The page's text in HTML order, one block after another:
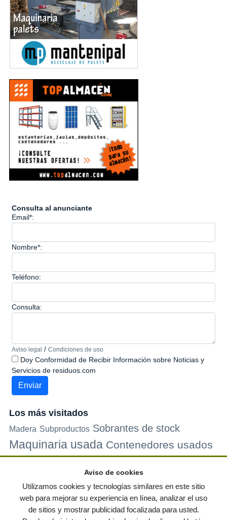
Consulta al anunciante
Email*:
Nombre*:
Teléfono:
Consulta:
Aviso legal / Condiciones de uso
Doy Conformidad de Recibir Información sobre Noticias y
Servicios de residuos.com
Los más visitados
Madera Subproductos Sobrantes de stock
Maquinaria usada Contenedores usados
Palets de plastico Electrodomesticos
© residuos.com - Todos los derechos reservados Política de privacidad
Aviso de cookies
Utilizamos cookies y tecnologías similares en este sitio
web para mejorar su experiencia en línea, analizar el uso
de sitios y mostrar publicidad focalizada para usted.